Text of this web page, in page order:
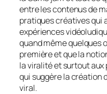
entre les contenus de
pratiques créatives qui
expériences
quand même quelques
première et que la
la viralité et surtout
qui suggère la création
viral.